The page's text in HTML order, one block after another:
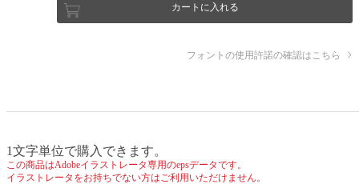
カートに入れる
フォントの使用許諾の確認はこちら
1文字単位で購入できます。
この商品はAdobeイラストレータ専用のepsデータです。
イラストレータをお持ちでない方はご利用いただけません。